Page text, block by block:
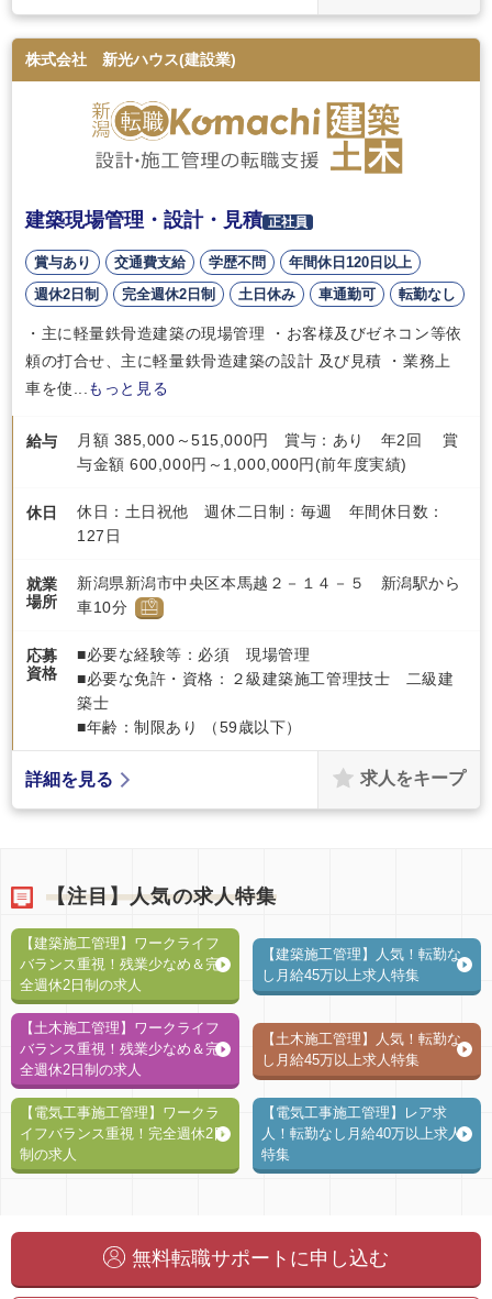
株式会社 新光ハウス(建設業)
建築現場管理・設計・見積 正社員
賞与あり 交通費支給 学歴不問
年間休日120日以上
週休2日制
完全週休2日制 土日休み 車通勤可 転勤なし
・主に軽量鉄骨造建築の現場管理 ・お客様及びゼネコン等依
頼の打合せ、主に軽量鉄骨造建築の設計 及び見積 ・業務上
車を使...
もっと見る
給与
月額 385,000～515,000円 賞与：あり 年2回 賞
与金額 600,000円～1,000,000円(前年度実績)
休日
休日：土日祝他 週休二日制：毎週 年間休日数：
127日
就業
場所
新潟県新潟市中央区本馬越２－１４－５ 新潟駅から
車10分
応募
資格
■必要な経験等：必須 現場管理
■必要な免許・資格：２級建築施工管理技士 二級建
築士
■年齢：制限あり （59歳以下）
詳細を見る 求人をキープ
【注目】人気の求人特集
【建築施工管理】ワークライフ
バランス重視！残業少なめ＆完
全週休2日制の求人
【建築施工管理】人気！転勤な
し月給45万以上求人特集
【土木施工管理】ワークライフ
バランス重視！残業少なめ＆完
全週休2日制の求人
【土木施工管理】人気！転勤な
し月給45万以上求人特集
【電気工事施工管理】ワークラ
イフバランス重視！完全週休2日
制の求人
【電気工事施工管理】レア求
人！転勤なし月給40万以上求人
特集
無料転職サポートに申し込む